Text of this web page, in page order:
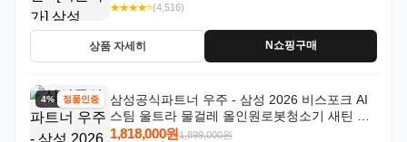
★★★★⭐(4,516)
상품 자세히 N쇼핑구매
4% 할인정품인증
삼성공식파트너 우주 - 삼성 2026 비스포크 AI
스팀 울트라 물걸레 올인원로봇청소기 새틴 그
레이지 AAG
1,818,000원1,899,000원